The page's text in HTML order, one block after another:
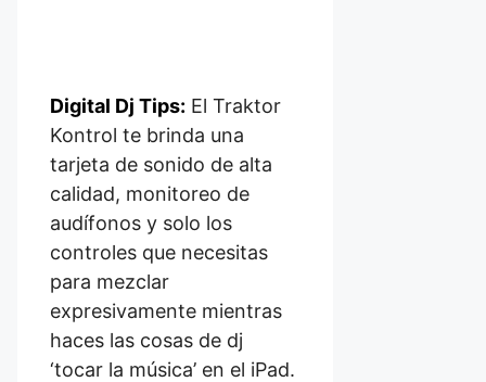
Digital Dj Tips: El Traktor
Kontrol te brinda una
tarjeta de sonido de alta
calidad, monitoreo de
audífonos y solo los
controles que necesitas
para mezclar
expresivamente mientras
haces las cosas de dj
‘tocar la música’ en el iPad.